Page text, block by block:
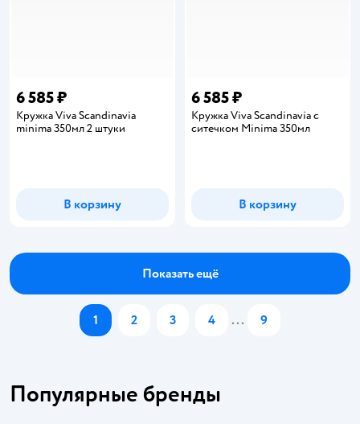
6 585 ₽
Кружка Viva Scandinavia
minima 350мл 2 штуки
В корзину
6 585 ₽
Кружка Viva Scandinavia с
ситечком Minima 350мл
В корзину
Показать ещё
1 2 3 4 ... 9
Популярные бренды